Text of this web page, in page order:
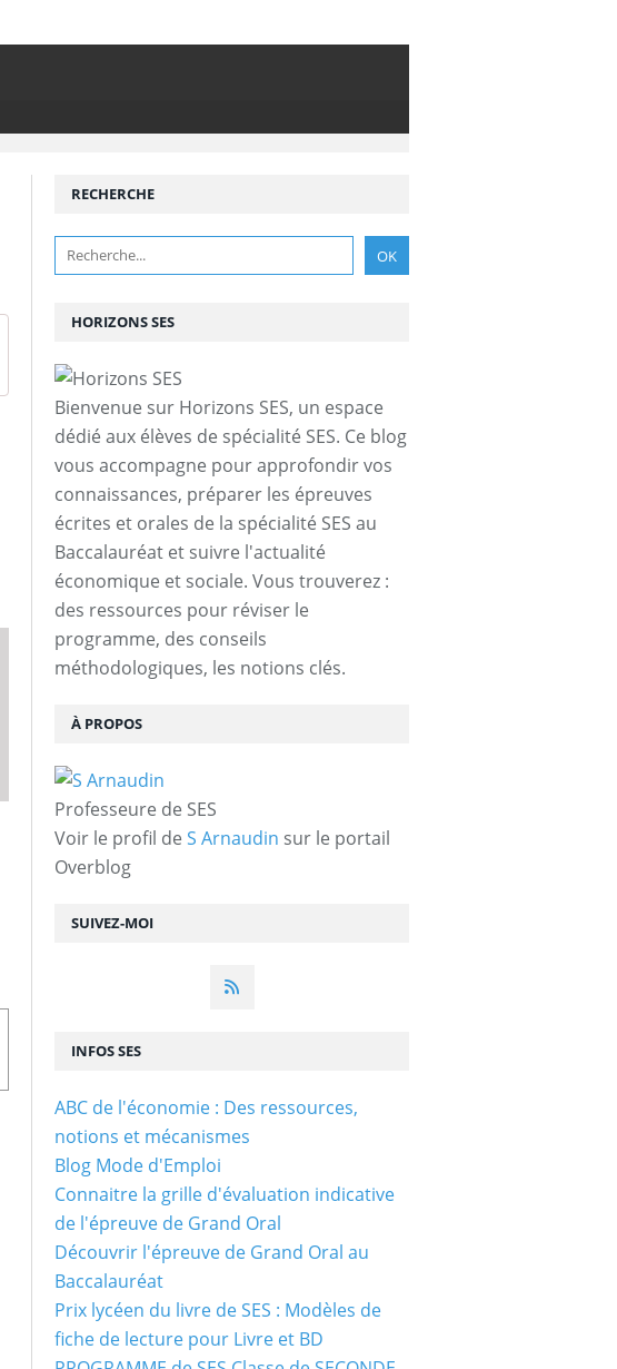
SUIVEZ-MOI
RECHERCHE
HORIZONS SES
Bienvenue sur Horizons SES, un espace
dédié aux élèves de spécialité SES. Ce blog
vous accompagne pour approfondir vos
connaissances, préparer les épreuves
écrites et orales de la spécialité SES au
Baccalauréat et suivre l'actualité
économique et sociale. Vous trouverez :
des ressources pour réviser le
programme, des conseils
méthodologiques, les notions clés.
À PROPOS
Professeure de SES
Voir le profil de S Arnaudin sur le portail
Overblog
INFOS SES
ABC de l'économie : Des ressources,
notions et mécanismes
Blog Mode d'Emploi
Connaitre la grille d'évaluation indicative
de l'épreuve de Grand Oral
Découvrir l'épreuve de Grand Oral au
Baccalauréat
Prix lycéen du livre de SES : Modèles de
fiche de lecture pour Livre et BD